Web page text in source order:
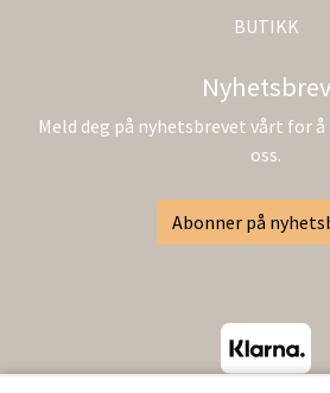
BUTIKK
Nyhetsbrev
Meld deg på nyhetsbrevet vårt for
oss.
Abonner på